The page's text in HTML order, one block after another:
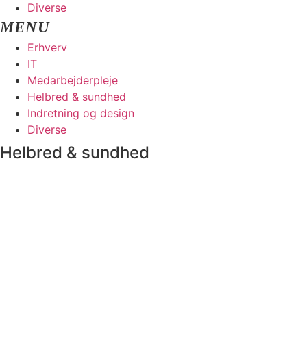
Diverse
Erhverv
IT
Medarbejderpleje
Helbred & sundhed
Indretning og design
Diverse
Helbred & sundhed